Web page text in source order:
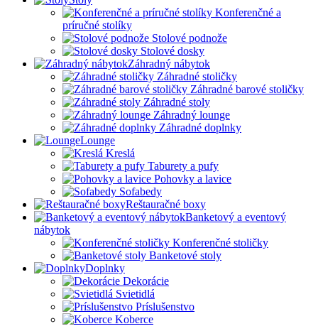
Konferenčné a
príručné stolíky
Stolové podnože
Stolové dosky
Záhradný nábytok
Záhradné stoličky
Záhradné barové stoličky
Záhradné stoly
Záhradný lounge
Záhradné doplnky
Lounge
Kreslá
Taburety a pufy
Pohovky a lavice
Sofabedy
Reštauračné boxy
Banketový a eventový
nábytok
Konferenčné stoličky
Banketové stoly
Doplnky
Dekorácie
Svietidlá
Príslušenstvo
Koberce